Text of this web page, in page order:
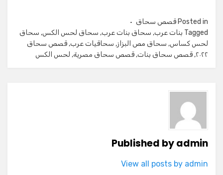
Posted in قصص سحاق
Tagged بنات عرب, سحاق بنات عرب, سحاق لحس الكس, سحاق
لحس كساس, سحاق مص البزاز, سحاقيات عرب, قصص سحاق
٢٠٢٢, قصص سحاق بنات, قصص سحاق مصرية, لحس الكس
Published byadmin
View all posts by admin